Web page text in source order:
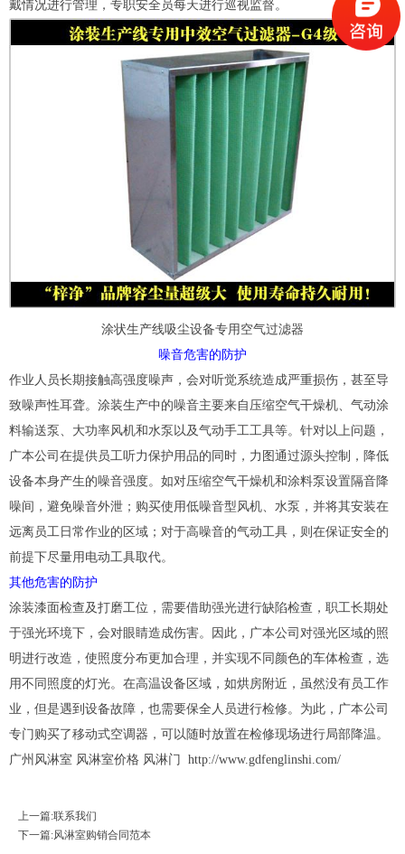
戴情况进行管理，专职安全员每天进行巡视监督。
涂状生产线吸尘设备专用空气过滤器
噪音危害的防护
作业人员长期接触高强度噪声，会对听觉系统造成严重损伤，甚至导
致噪声性耳聋。涂装生产中的噪音主要来自压缩空气干燥机、气动涂
料输送泵、大功率风机和水泵以及气动手工工具等。针对以上问题，
广本公司在提供员工听力保护用品的同时，力图通过源头控制，降低
设备本身产生的噪音强度。如对压缩空气干燥机和涂料泵设置隔音降
噪间，避免噪音外泄；购买使用低噪音型风机、水泵，并将其安装在
远离员工日常作业的区域；对于高噪音的气动工具，则在保证安全的
前提下尽量用电动工具取代。
其他危害的防护
涂装漆面检查及打磨工位，需要借助强光进行缺陷检查，职工长期处
于强光环境下，会对眼睛造成伤害。因此，广本公司对强光区域的照
明进行改造，使照度分布更加合理，并实现不同颜色的车体检查，选
用不同照度的灯光。在高温设备区域，如烘房附近，虽然没有员工作
业，但是遇到设备故障，也需要保全人员进行检修。为此，广本公司
专门购买了移动式空调器，可以随时放置在检修现场进行局部降温。
广州风淋室 风淋室价格 风淋门 http://www.gdfenglinshi.com/
上一篇:联系我们
下一篇:风淋室购销合同范本